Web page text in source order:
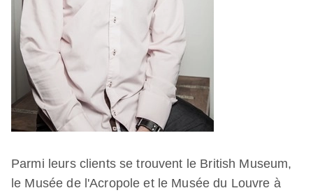
Parmi leurs clients se trouvent le British Museum,
le Musée de l'Acropole et le Musée du Louvre à